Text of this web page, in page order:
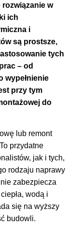
w
ich
i
są prostsze,
tych
– od
wypełnienie
przy tym
do
lub remont
przydatne
jak i tych,
rodzaju naprawy
zabezpiecza
wodą i
się na wyższy
budowli.